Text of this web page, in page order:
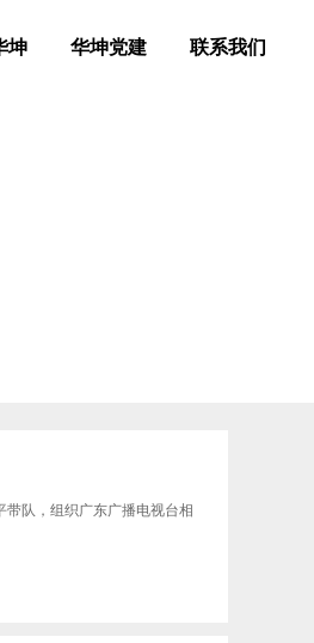
坤 华坤党建 联系我们
队，组织广东广播电视台相